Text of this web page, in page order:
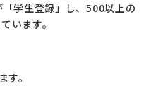
学生登録」し、500以上の
います。
。